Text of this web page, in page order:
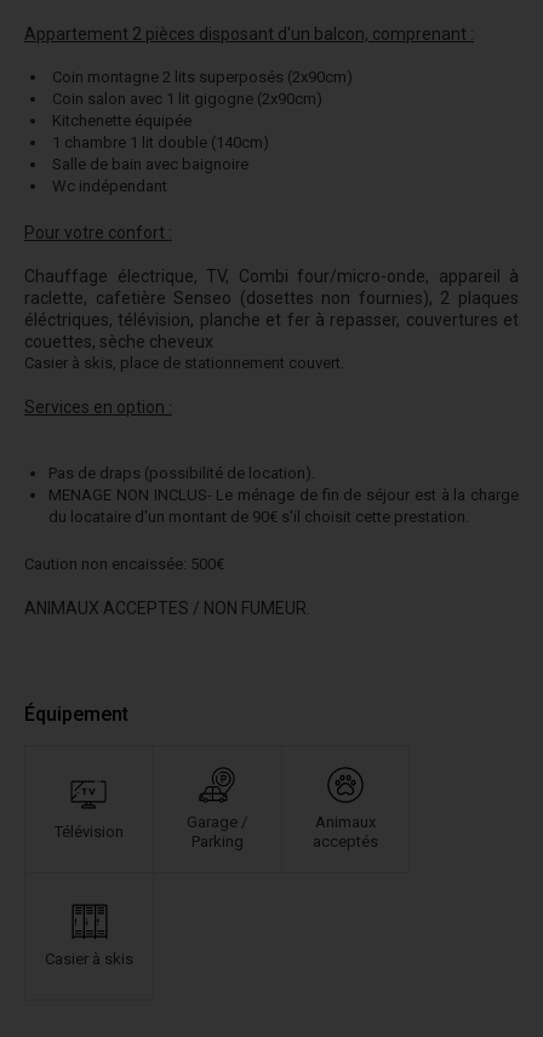
Appartement 2 pièces disposant d'un balcon, comprenant :
Coin montagne 2 lits superposés (2x90cm)
Coin salon avec 1 lit gigogne (2x90cm)
Kitchenette équipée
1 chambre 1 lit double (140cm)
Salle de bain avec baignoire
Wc indépendant
Pour votre confort :
Chauffage électrique, TV, Combi four/micro-onde, appareil à
raclette, cafetière Senseo (dosettes non fournies), 2 plaques
éléctriques, télévision, planche et fer à repasser, couvertures et
couettes, sèche cheveux
Casier à skis, place de stationnement couvert.
Services en option :
Pas de draps (possibilité de location).
MENAGE NON INCLUS- Le ménage de fin de séjour est à la charge
du locataire d'un montant de 90€ s'il choisit cette prestation.
Caution non encaissée: 500€
ANIMAUX ACCEPTES / NON FUMEUR.
Équipement
Télévision
Garage /
Parking
Animaux
acceptés
Casier à skis